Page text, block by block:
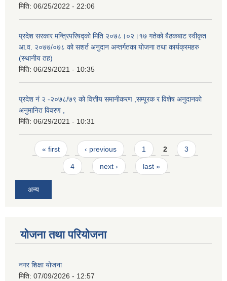
मिति: 06/25/2022 - 22:06
प्रदेश सरकार मन्त्रिपरिषद्को मिति २०७८।०२।१७ गतेको बैठकबाट स्वीकृत
आ.व. २०७७/०७८ को सशर्त अनुदान अन्तर्गतका योजना तथा कार्यक्रमहरु
(स्थानीय तह)
मिति: 06/29/2021 - 10:35
प्रदेश नं २ -२०७८/७९ को वित्तीय समानीकरण ,सम्पूरक र विशेष अनुदानको
अनुमानित विवरण ,
मिति: 06/29/2021 - 10:31
Pages
« first ‹ previous 1 2 3
4 next › last »
अन्य
योजना तथा परियोजना
नगर शिक्षा योजना
मिति: 07/09/2026 - 12:57